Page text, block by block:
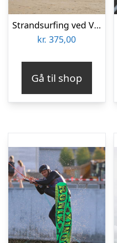
Strandsurfing ved Vesterhavet med OurStuff
kr. 375,00
Gå til shop